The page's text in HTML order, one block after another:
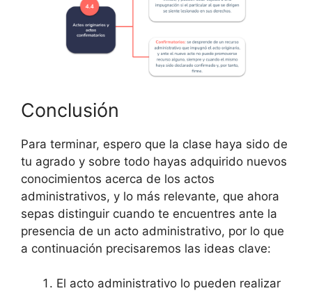
Conclusión
Para terminar, espero que la clase haya sido de
tu agrado y sobre todo hayas adquirido nuevos
conocimientos acerca de los actos
administrativos, y lo más relevante, que ahora
sepas distinguir cuando te encuentres ante la
presencia de un acto administrativo, por lo que
a continuación precisaremos las ideas clave:
El acto administrativo lo pueden realizar